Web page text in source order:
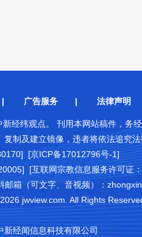
广告服务| 法律声明
经纬观点。 刊用本网站稿件，务经
复制及建立镜像，违者将依法追究
[京ICP备17012796号-1]
[互联网宗教信息服务许可证
箱（可文字、音视频）：
jwview.com. All Rights
新经闻信息科技有限公司